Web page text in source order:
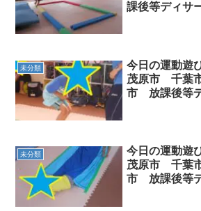
課後等ディサ
未分類
今日の運動
茂原市 千葉
市 放課後等
未分類
今日の運動
茂原市 千葉
市 放課後等